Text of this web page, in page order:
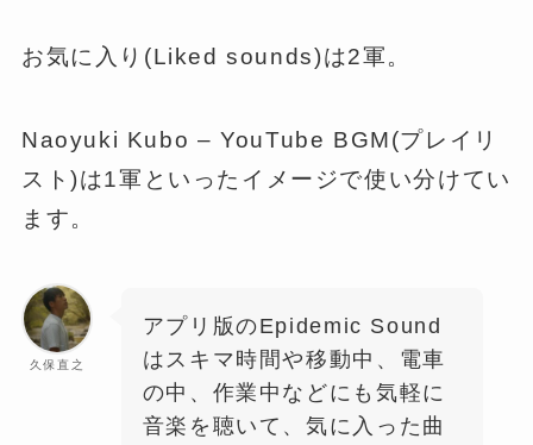
お気に入り(Liked sounds)は2軍。
Naoyuki Kubo – YouTube BGM(プレイリ
スト)は1軍といったイメージで使い分けてい
ます。
久保直之
アプリ版のEpidemic Sound
はスキマ時間や移動中、電車
の中、作業中などにも気軽に
音楽を聴いて、気に入った曲